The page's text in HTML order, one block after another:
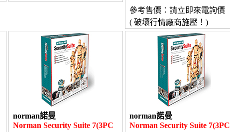
參考售價：請立即來電詢價
( 破壞行情廠商施壓！)
norman諾曼
Norman Security Suite 7(3PC
norman諾曼
Norman Security Suite 7(3PC